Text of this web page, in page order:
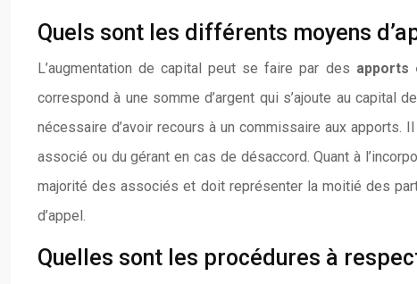
Quels sont les différents moyens
L’augmentation de capital peut se faire par des apports
correspond à une somme d’argent qui s’ajoute au capital
nécessaire d’avoir recours à un commissaire aux apports.
associé ou du gérant en cas de désaccord. Quant à
majorité des associés et doit représenter la moitié des
d’appel.
Quelles sont les procédures à